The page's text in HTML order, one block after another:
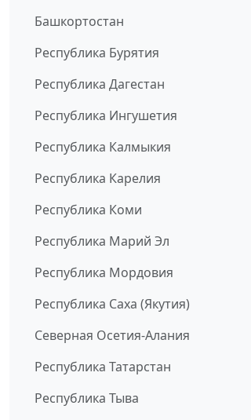
Башкортостан
Республика Бурятия
Республика Дагестан
Республика Ингушетия
Республика Калмыкия
Республика Карелия
Республика Коми
Республика Марий Эл
Республика Мордовия
Республика Саха (Якутия)
Северная Осетия-Алания
Республика Татарстан
Республика Тыва